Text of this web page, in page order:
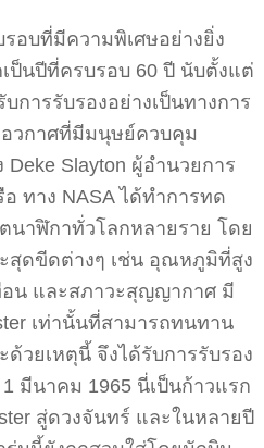
อบที่มีความพิเศษอย่างยิ่ง
เป็นปีที่ครบรอบ 60 ปี นับตั้งแต่
การรับรองอย่างเป็นทางการ
อวกาศที่มีมนุษย์ควบคุม
Slayton ผู้อำนวยการ
ทาง NASA ได้ทำการทด
นาฬิกาทั่วโลกหลายราย โดย
สุดขีดต่างๆ เช่น อุณหภูมิที่สูง
น และสภาวะสุญญากาศ มี
เท่านั้นที่สามารถทนทาน
วยเหตุนี้ จึงได้รับการรับรอง
มีนาคม 1965 นี่เป็นก้าวแรก
สู่ดวงจันทร์ และในหลายปี